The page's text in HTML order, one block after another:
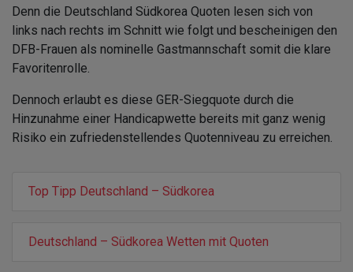
Denn die Deutschland Südkorea Quoten lesen sich von
links nach rechts im Schnitt wie folgt und bescheinigen den
DFB-Frauen als nominelle Gastmannschaft somit die klare
Favoritenrolle.
Dennoch erlaubt es diese GER-Siegquote durch die
Hinzunahme einer Handicapwette bereits mit ganz wenig
Risiko ein zufriedenstellendes Quotenniveau zu erreichen.
Top Tipp Deutschland – Südkorea
Deutschland – Südkorea Wetten mit Quoten